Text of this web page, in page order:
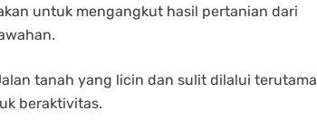
untuk mengangkut hasil pertanian dari
tanah yang licin dan sulit dilalui terutama
beraktivitas.